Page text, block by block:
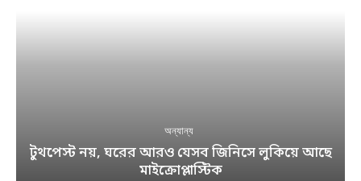
অন্যান্য
টুথপেস্ট নয়, ঘরের আরও যেসব জিনিসে লুকিয়ে আছে
মাইক্রোপ্লাস্টিক